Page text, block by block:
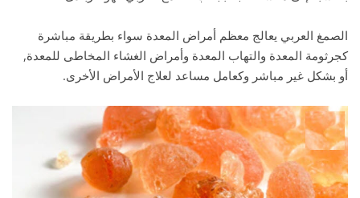
الصمغ العربي يعالج معظم أمراض المعدة سواء بطريقة مباشرة
كجرثومة المعدة والتهاب المعدة وأمراض الغشاء المخاطى للمعدة,
أو بشكل غير مباشر وكعامل مساعد لعلاج الأمراض الأخرى.